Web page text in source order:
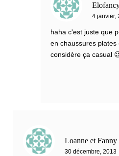
4 janvier,
haha c'est juste que
en chaussures
considère ça casual
Loanne et Fanny
30 décembre, 2013